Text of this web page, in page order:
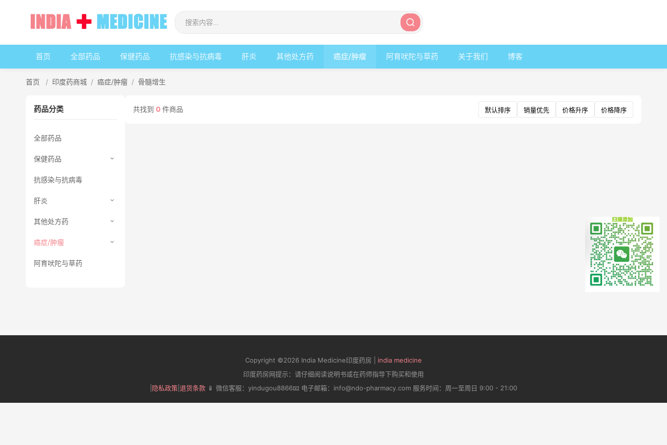
首页 全部药品 保健药品 抗感染与抗病毒 肝炎 其他处方药 癌症/肿瘤 阿育吠陀与草药 关于我们 博客
首页 / 印度药商城 / 癌症/肿瘤 / 骨髓增生
药品分类
全部药品
保健药品
抗感染与抗病毒
肝炎
其他处方药
癌症/肿瘤
阿育吠陀与草药
共找到 0 件商品 默认排序 销量优先 价格升序 价格降序
Copyright ©2026 India Medicine印度药房 | india medicine
印度药房网提示：请仔细阅读说明书或在药师指导下购买和使用
隐私政策 退货条款 📱 微信客服：yindugou8866📧 电子邮箱：info@ndo-pharmacy.com 服务时间：周一至周日 9:00 - 21:00